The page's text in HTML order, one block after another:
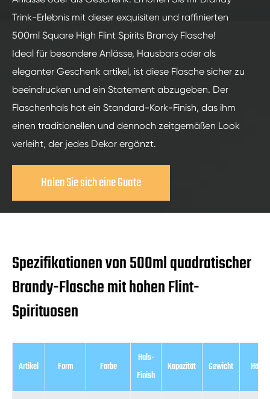
Trink-Erlebnis mit dieser exquisiten und raffinierten
500ml Square High Flint Spirits Brandy Flasche!
Ideal für besondere Anlässe, Hausbars oder als
eleganter Geschenk artikel, ist diese Flasche sicher zu
beeindrucken und ein Statement abzugeben. Der
Flaschenhals hat ein Standard-Kork-Finish, das ihm
einen traditionellen und dennoch zeitgemäßen Look
verleiht, der jedes Dekor ergänzt.
Holen Sie sich eine Guote
Spezifikationen von 500ml quadratischer
Brandy-Flasche mit hohen Flint-
Spirituosen
Artikel Form Farbe
Hals-
Finish
Kapazität Gewicht Höhe